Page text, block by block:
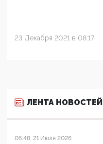
23 Декабря 2021 в 08:17
ЛЕНТА НОВОСТЕЙ
06:48, 21 Июля 2026